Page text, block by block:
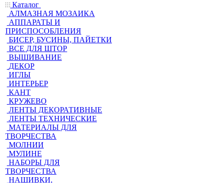
Каталог
АЛМАЗНАЯ МОЗАИКА
АППАРАТЫ И
ПРИСПОСОБЛЕНИЯ
БИСЕР, БУСИНЫ, ПАЙЕТКИ
ВСЕ ДЛЯ ШТОР
ВЫШИВАНИЕ
ДЕКОР
ИГЛЫ
ИНТЕРЬЕР
КАНТ
КРУЖЕВО
ЛЕНТЫ ДЕКОРАТИВНЫЕ
ЛЕНТЫ ТЕХНИЧЕСКИЕ
МАТЕРИАЛЫ ДЛЯ
ТВОРЧЕСТВА
МОЛНИИ
МУЛИНЕ
НАБОРЫ ДЛЯ
ТВОРЧЕСТВА
НАШИВКИ,